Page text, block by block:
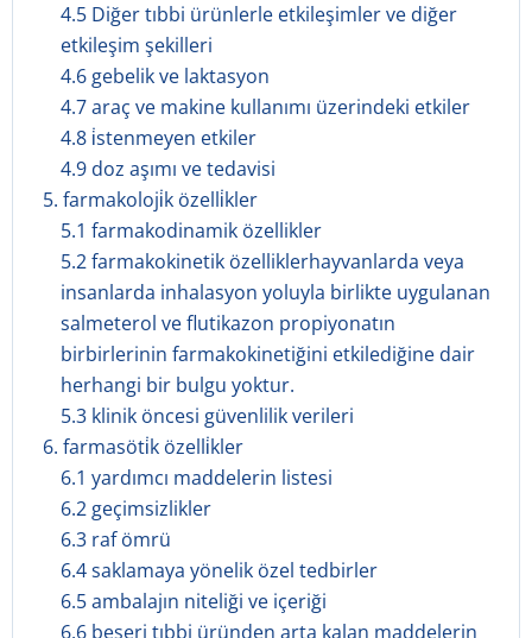
4.5 Diğer tıbbi ürünlerle etkileşimler ve diğer
etkileşim şekilleri
4.6 gebelik ve laktasyon
4.7 araç ve makine kullanımı üzerindeki etkiler
4.8 i̇stenmeyen etkiler
4.9 doz aşımı ve tedavisi
5. farmakoloji̇k özelli̇kler
5.1 farmakodinamik özellikler
5.2 farmakokinetik özelliklerhayvanlarda veya
insanlarda inhalasyon yoluyla birlikte uygulanan
salmeterol ve flutikazon propiyonatın
birbirlerinin farmakokinetiğini etkilediğine dair
herhangi bir bulgu yoktur.
5.3 klinik öncesi güvenlilik verileri
6. farmasöti̇k özelli̇kler
6.1 yardımcı maddelerin listesi
6.2 geçimsizlikler
6.3 raf ömrü
6.4 saklamaya yönelik özel tedbirler
6.5 ambalajın niteliği ve içeriği
6.6 beşeri tıbbi üründen arta kalan maddelerin